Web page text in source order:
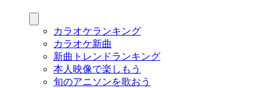
カラオケランキング
カラオケ新曲
新曲トレンドランキング
本人映像で楽しもう
旬のアニソンを歌おう